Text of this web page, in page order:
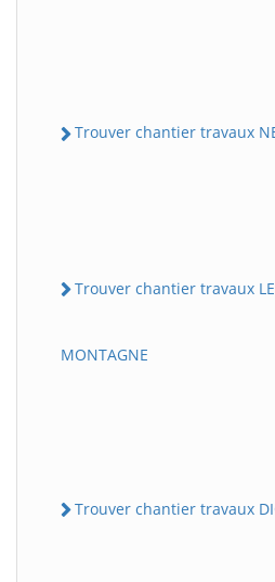
Trouver chantier travaux
Trouver chantier travaux LE
MONTAGNE
Trouver chantier travaux